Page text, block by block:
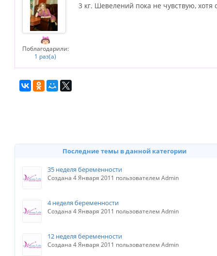
Поблагодарили:
1 раз(а)
3 кг. Шевелений пока не чувствую, хотя
Последние темы в данной категории
35 неделя беременности
Создана 4 Января 2011 пользователем Admin
4 неделя беременности
Создана 4 Января 2011 пользователем Admin
12 неделя беременности
Создана 4 Января 2011 пользователем Admin